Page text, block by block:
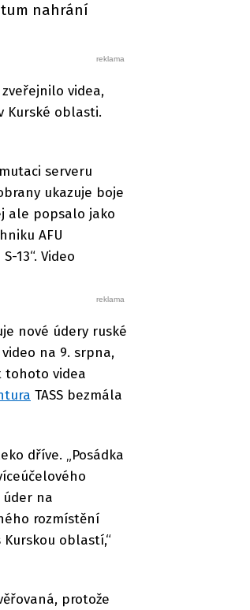
nahrání
videa,
Kurské oblasti.
serveru
ukazuje boje
ale popsalo jako
AFU
13“. Video
nové údery ruské
na 9. srpna,
tohoto videa
TASS bezmála
dříve. „Posádka
na
rozmístění
oblastí,“
protože